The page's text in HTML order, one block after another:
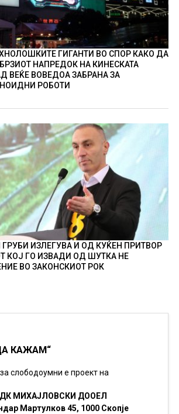
ГИГАНТИ ВО СПОР КАКО ДА
НАПРЕДОК НА КИНЕСКАТА
ВЕЌЕ ВОВЕДОА ЗАБРАНА ЗА
РОБОТИ
ГРУБИ ИЗЛЕГУВА И ОД КУЌЕН ПРИТВОР
КОЈ ГО ИЗВАДИ ОД ШУТКА НЕ
ВО ЗАКОНСКИОТ РОК
КАЖАМ“
слободоумни е проект на
МИХАЈЛОВСКИ ДООЕЛ
Мартулков 45, 1000 Скопје